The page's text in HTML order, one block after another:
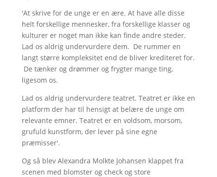
'At skrive for de unge er en ære. At have alle disse
helt forskellige mennesker, fra forskellige klasser og
kulturer er noget man ikke kan finde andre steder.
Lad os aldrig undervurdere dem. De rummer en
langt større kompleksitet end de bliver krediteret for.
De tænker og drømmer og frygter mange ting,
ligesom os.
Lad os aldrig undervurdere teatret. Teatret er ikke en
platform der har til hensigt at belære de unge om
relevante emner. Teatret er en voldsom, morsom,
grufuld kunstform, der lever på sine egne
præmisser'.
Og så blev Alexandra Molkte Johansen klappet fra
scenen med blomster og check og store